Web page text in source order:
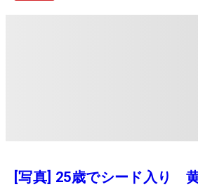
[写真] 25歳でシード入り